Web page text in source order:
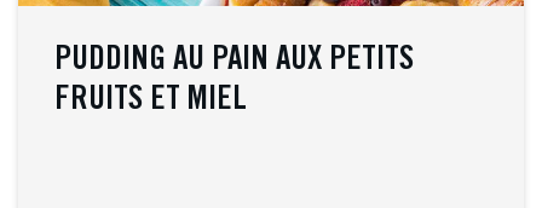
PUDDING AU PAIN AUX PETITS
FRUITS ET MIEL